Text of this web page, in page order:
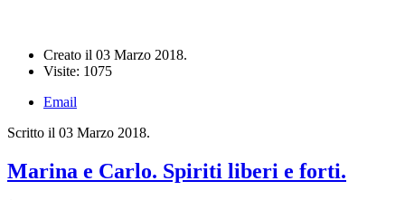
Creato il 03 Marzo 2018.
Visite: 1075
Email
Scritto il 03 Marzo 2018.
Marina e Carlo. Spiriti liberi e forti.